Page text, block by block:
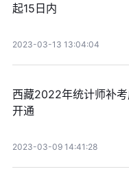
起15日内
2023-03-13 13:04:04
西藏2022年统计师补
开通
2023-03-09 14:41:28